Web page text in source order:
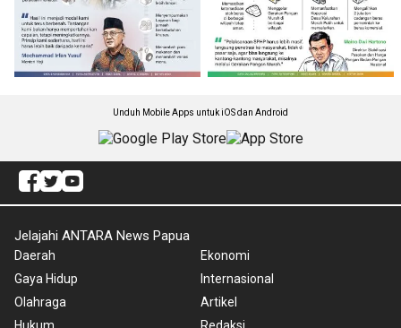
Unduh Mobile Apps untuk iOS dan Android
Jelajahi ANTARA News Papua
Daerah
Gaya Hidup
Olahraga
Ekonomi
Internasional
Artikel